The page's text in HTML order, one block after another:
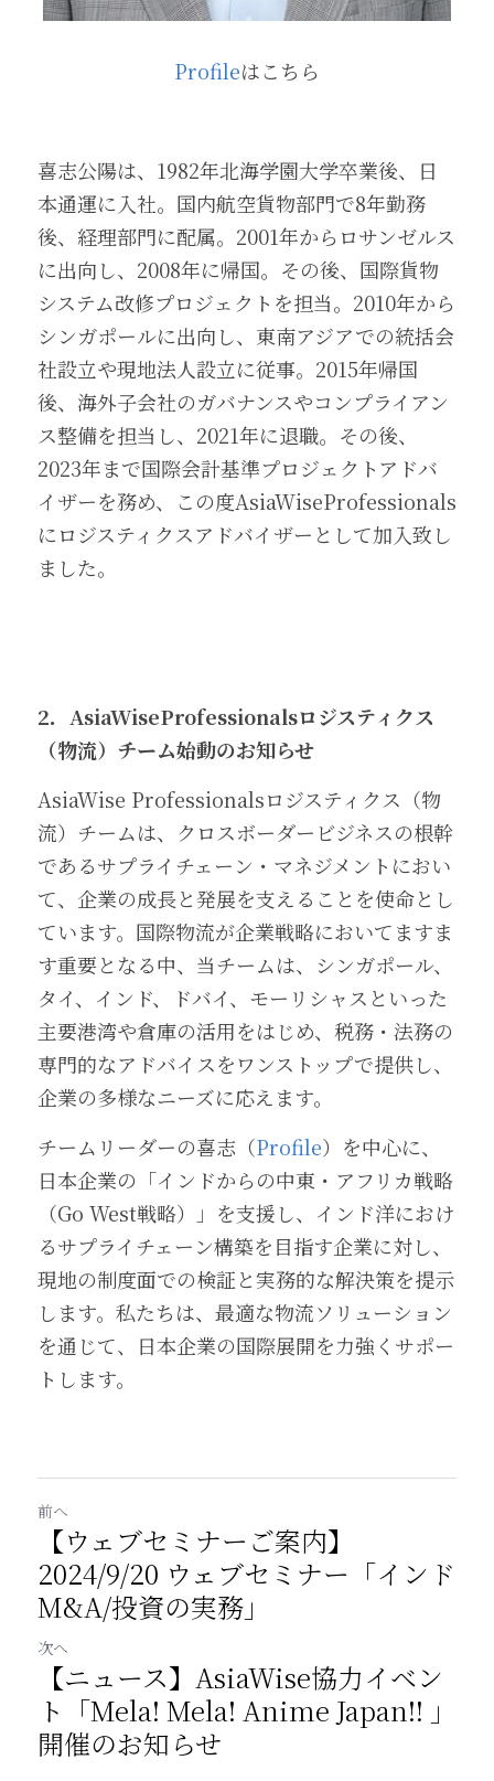
Profileはこちら
喜志公陽は、1982年北海学園大学卒業後、日
本通運に入社。国内航空貨物部門で8年勤務
後、経理部門に配属。2001年からロサンゼルス
に出向し、2008年に帰国。その後、国際貨物
システム改修プロジェクトを担当。2010年から
シンガポールに出向し、東南アジアでの統括会
社設立や現地法人設立に従事。2015年帰国
後、海外子会社のガバナンスやコンプライアン
ス整備を担当し、2021年に退職。その後、
2023年まで国際会計基準プロジェクトアドバ
イザーを務め、この度AsiaWiseProfessionals
にロジスティクスアドバイザーとして加入致し
ました。
2．AsiaWiseProfessionalsロジスティクス
（物流）チーム始動のお知らせ
AsiaWise Professionalsロジスティクス（物
流）チームは、クロスボーダービジネスの根幹
であるサプライチェーン・マネジメントにおい
て、企業の成長と発展を支えることを使命とし
ています。国際物流が企業戦略においてますま
す重要となる中、当チームは、シンガポール、
タイ、インド、ドバイ、モーリシャスといった
主要港湾や倉庫の活用をはじめ、税務・法務の
専門的なアドバイスをワンストップで提供し、
企業の多様なニーズに応えます。
チームリーダーの喜志（Profile）を中心に、
日本企業の「インドからの中東・アフリカ戦略
（Go West戦略）」を支援し、インド洋におけ
るサプライチェーン構築を目指す企業に対し、
現地の制度面での検証と実務的な解決策を提示
します。私たちは、最適な物流ソリューション
を通じて、日本企業の国際展開を力強くサポー
トします。
前へ
【ウェブセミナーご案内】
2024/9/20 ウェブセミナー「インド
M&A/投資の実務」
次へ
【ニュース】AsiaWise協力イベン
ト「Mela! Mela! Anime Japan!! 」
開催のお知らせ